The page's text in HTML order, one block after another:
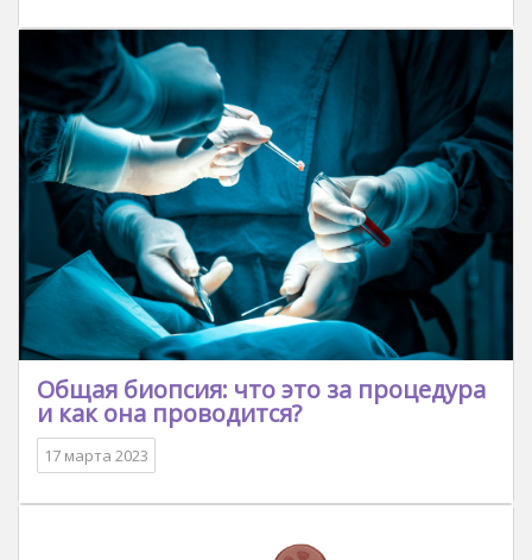
Общая биопсия: что это за процедура
и как она проводится?
17 марта 2023